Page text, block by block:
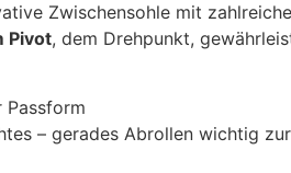
Zwischensohle mit
Pivot, dem Drehpunkt,
Passform
– gerades Abrollen wichtig